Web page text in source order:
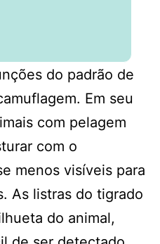
do padrão de
Em seu
com pelagem
com o
menos visíveis para
As listras do tigrado
do animal,